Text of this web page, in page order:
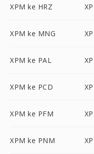
XPM ke HRZ
XPM ke MNG
XPM ke PAL
XPM ke PCD
XPM ke PFM
XPM ke PNM